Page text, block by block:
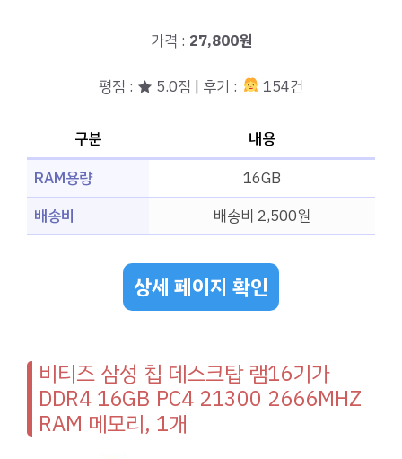
가격 : 27,800원
평점 : ★ 5.0점 | 후기 : 154건
구분
내용
RAM용량
16GB
배송비
배송비 2,500원
상세 페이지 확인
비티즈 삼성 칩 데스크탑 램16기가
DDR4 16GB PC4 21300 2666MHZ
RAM 메모리, 1개